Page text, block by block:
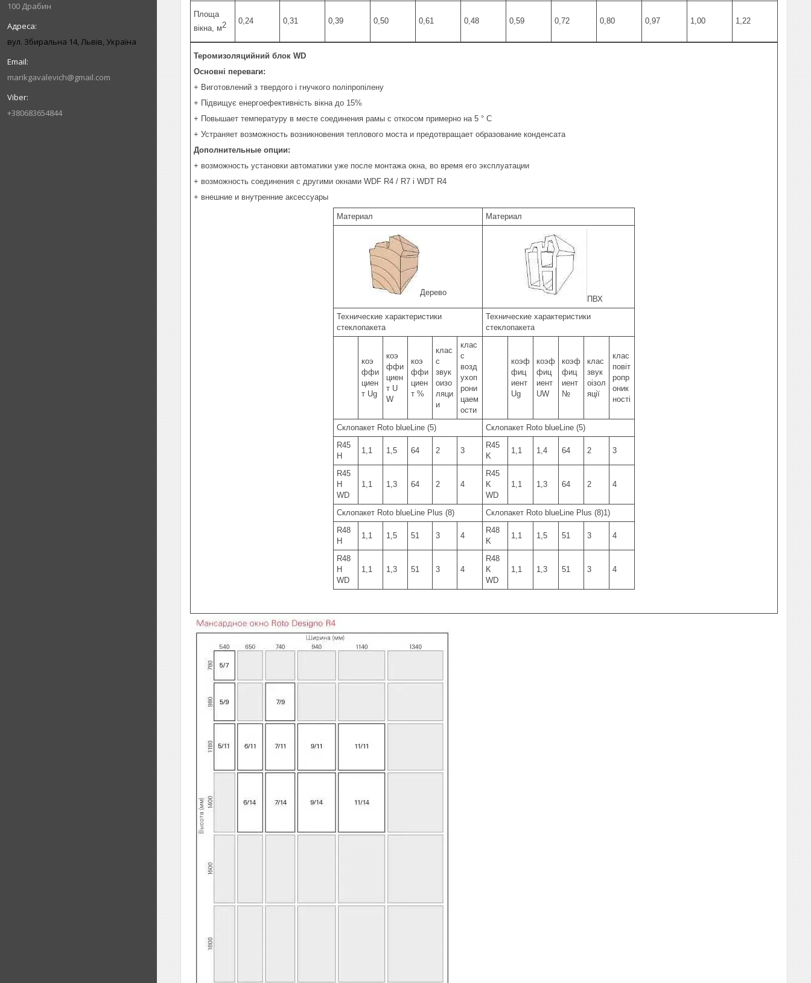
100 Драбин
вул. Збиральна 14, Львів, Україна
marikgavalevich@gmail.com
+380683654844
Площа
вікна, м2 0,24 0,31 0,39 0,50 0,61 0,48 0,59 0,72 0,80 0,97 1,00 1,22
Теромизоляцийний блок WD
Основні переваги:
+ Виготовлений з твердого і гнучкого поліпропілену
+ Підвищує енергоефективність вікна до 15%
+ Повышает температуру в месте соединения рамы с откосом примерно на 5 ° C
+ Устраняет возможность возникновения теплового моста и предотвращает образование конденсата
Дополнительные опции:
+ возможность установки автоматики уже после монтажа окна, во время его эксплуатации
+ возможность соединения с другими окнами WDF R4 / R7 i WDT R4
+ внешние и внутренние аксессуары
Материал Материал
Дерево
ПВХ
Технические характеристики
стеклопакета
Технические характеристики
стеклопакета
коэ
ффи
циен
т Ug
коэ
ффи
циен
т U
W
коэ
ффи
циен
т %
клас
с
звук
оизо
ляци
и
клас
с
возд
ухоп
рони
цаем
ости
коэф
фиц
иент
Ug
коэф
фиц
иент
UW
коэф
фиц
иент
№
клас
звук
оізол
яції
клас
повіт
ропр
оник
ності
Склопакет Roto blueLine (5)
Склопакет Roto blueLine (5)
R45
H
1,1 1,5 64 2 3
R45
K
1,1 1,4 64 2 3
R45
H
WD
1,1 1,3 64 2 4
R45
K
WD
1,1 1,3 64 2 4
Склопакет Roto blueLine Plus (8)
Склопакет Roto blueLine Plus (8)1)
R48
H
1,1 1,5 51 3 4
R48
K
1,1 1,5 51 3 4
R48
H
WD
1,1 1,3 51 3 4
R48
K
WD
1,1 1,3 51 3 4